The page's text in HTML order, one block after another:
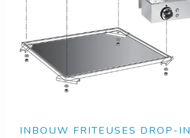
INBOUW FRITEUSES DROP-IN